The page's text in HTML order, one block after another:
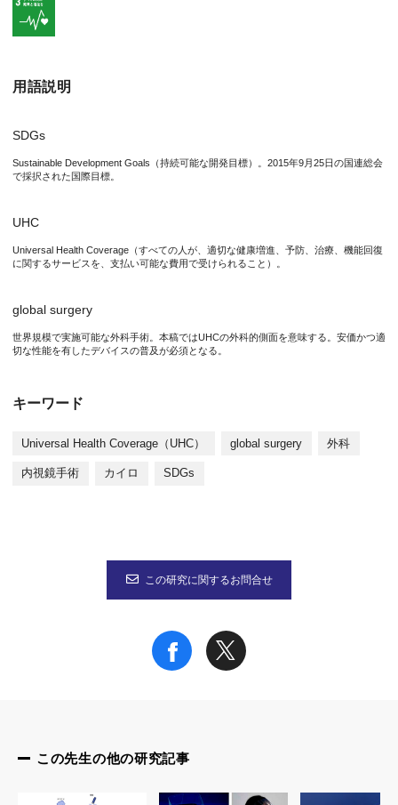
手術用スコープは体腔へ挿入する前に加温しないと結露による
本製品は、2022年12月8日から名古屋で開催される第35回日本
大阪大学と大衛株式会社の共同開発品
研究の背景
「キズが小さい」内視鏡手術が実用化されて30年以上が経過し
本製品は、大阪大学大学院医学系研究科 次世代内視鏡治療学共
本研究成果が社会に与える影響(本研究成果の意義)
https://rd.iai.osaka-u.ac.jp/ja/ff2616b80a8f9045.html
用語説明
SDGs
Sustainable Development Goals（持続可能な開発目標）。2015年9月25日の国連総会
で採択された国際目標。
UHC
Universal Health Coverage（すべての人が、適切な健康増進、予防、治療、機能回復
に関するサービスを、支払い可能な費用で受けられること）。
global surgery
世界規模で実施可能な外科手術。本稿ではUHCの外科的側面を意味する。安価かつ適
切な性能を有したデバイスの普及が必須となる。
キーワード
Universal Health Coverage（UHC） global surgery 外科
内視鏡手術 カイロ SDGs
この研究に関するお問合せ
この先生の他の研究記事